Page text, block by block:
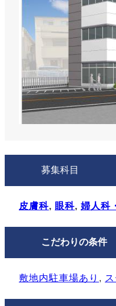
募集科目
皮膚科, 眼科, 婦人科
こだわりの条件
敷地内駐⾞場あり ,